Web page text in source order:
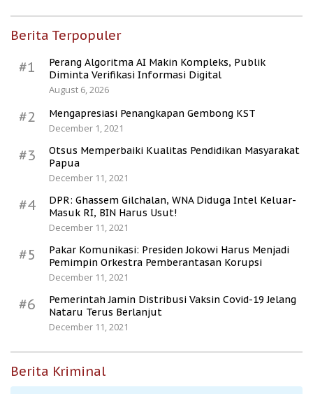
Berita Terpopuler
#1
Perang Algoritma AI Makin Kompleks, Publik
Diminta Verifikasi Informasi Digital
August 6, 2026
#2
Mengapresiasi Penangkapan Gembong KST
December 1, 2021
#3
Otsus Memperbaiki Kualitas Pendidikan Masyarakat
Papua
December 11, 2021
#4
DPR: Ghassem Gilchalan, WNA Diduga Intel Keluar-
Masuk RI, BIN Harus Usut!
December 11, 2021
#5
Pakar Komunikasi: Presiden Jokowi Harus Menjadi
Pemimpin Orkestra Pemberantasan Korupsi
December 11, 2021
#6
Pemerintah Jamin Distribusi Vaksin Covid-19 Jelang
Nataru Terus Berlanjut
December 11, 2021
Berita Kriminal